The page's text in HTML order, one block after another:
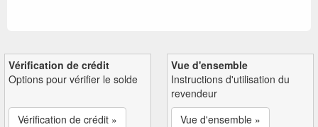
Vérification de crédit
Options pour vérifier le solde
Vérification de crédit »
Vue d'ensemble
Instructions d'utilisation du
revendeur
Vue d'ensemble »